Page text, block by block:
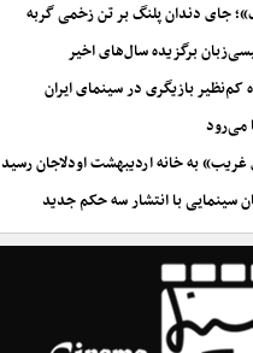
جای دندان پلنگ بر تن زخمی گربه
کم‌نظیر بازیگری در سینمای ایران
می‌رود
به خانه اردیبهشت اودلاجان رسید
سینمایی با انتشار سه حکم جدید